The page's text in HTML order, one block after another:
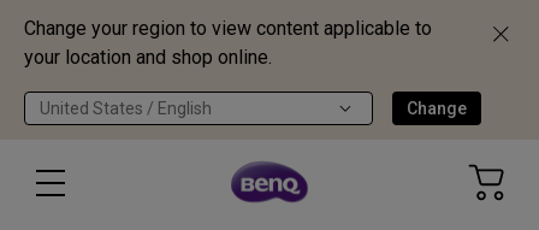
Change your region to view content applicable to
your location and shop online.
United States / English Change